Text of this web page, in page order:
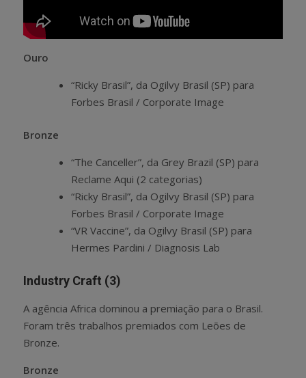
Ouro
“Ricky Brasil”, da Ogilvy Brasil (SP) para
Forbes Brasil / Corporate Image
Bronze
“The Canceller”, da Grey Brazil (SP) para
Reclame Aqui (2 categorias)
“Ricky Brasil”, da Ogilvy Brasil (SP) para
Forbes Brasil / Corporate Image
“VR Vaccine”, da Ogilvy Brasil (SP) para
Hermes Pardini / Diagnosis Lab
Industry Craft (3)
A agência Africa dominou a premiação para o Brasil.
Foram três trabalhos premiados com Leões de
Bronze.
Bronze